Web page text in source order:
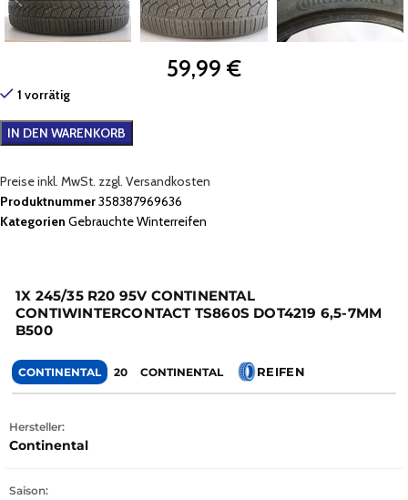
59,99 €
1 vorrätig
IN DEN WARENKORB
Preise inkl. MwSt. zzgl. Versandkosten
Produktnummer358387969636
Kategorien Gebrauchte Winterreifen
1X 245/35 R20 95V CONTINENTAL
CONTIWINTERCONTACT TS860S DOT4219 6,5-7MM
B500
CONTINENTAL 20 CONTINENTAL REIFEN
Hersteller:
Continental
Saison: